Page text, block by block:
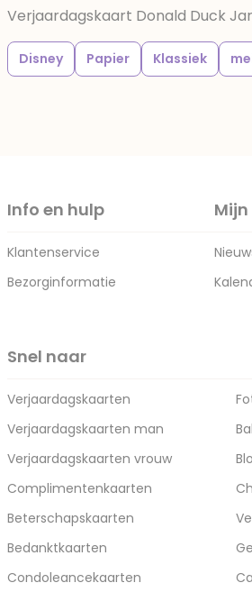
Verjaardagskaart Donald Duck
Disney Papier Klassiek
Info en hulp
Klantenservice
Bezorginformatie
Snel naar
Verjaardagskaarten
Verjaardagskaarten man
Verjaardagskaarten vrouw
Complimentenkaarten
Beterschapskaarten
Bedanktkaarten
Condoleancekaarten